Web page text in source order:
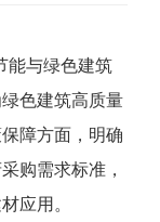
与绿色建筑
色建筑高质量
障方面，明确
购需求标准，
应用。